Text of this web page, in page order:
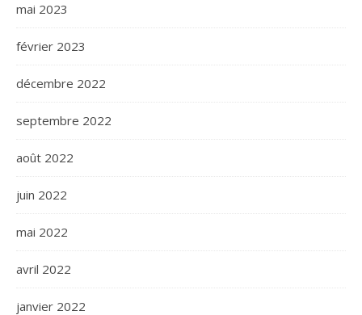
mai 2023
février 2023
décembre 2022
septembre 2022
août 2022
juin 2022
mai 2022
avril 2022
janvier 2022